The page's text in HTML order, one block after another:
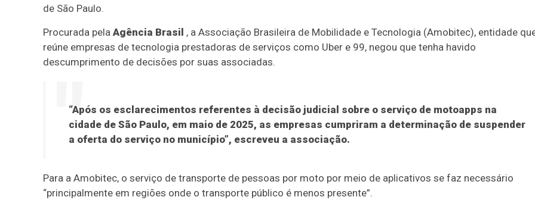
de São Paulo.
Procurada pela Agência Brasil , a Associação Brasileira de Mobilidade e Tecnologia (Amobitec), entidade
reúne empresas de tecnologia prestadoras de serviços como Uber e 99, negou que tenha havido
descumprimento de decisões por suas associadas.
“Após os esclarecimentos referentes à decisão judicial sobre o serviço de motoapps na
cidade de São Paulo, em maio de 2025, as empresas cumpriram a determinação de suspender
a oferta do serviço no município”, escreveu a associação.
Para a Amobitec, o serviço de transporte de pessoas por moto por meio de aplicativos se faz necessário
“principalmente em regiões onde o transporte público é menos presente”.